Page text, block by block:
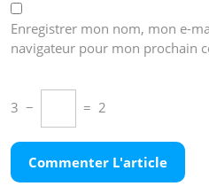
Enregistrer mon nom, mon e-
navigateur pour mon prochain
3 − = 2